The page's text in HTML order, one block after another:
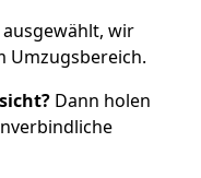
wir
Umzugsbereich.
Dann holen